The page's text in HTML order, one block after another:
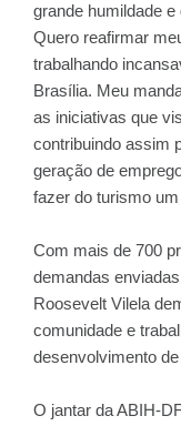
grande humildade
Quero reafirmar
trabalhando
Brasília. Meu
as iniciativas que
contribuindo assim
geração de
fazer do turismo
Com mais de 700
demandas
Roosevelt Vilela
comunidade e
desenvolvimento
O jantar da ABIH-